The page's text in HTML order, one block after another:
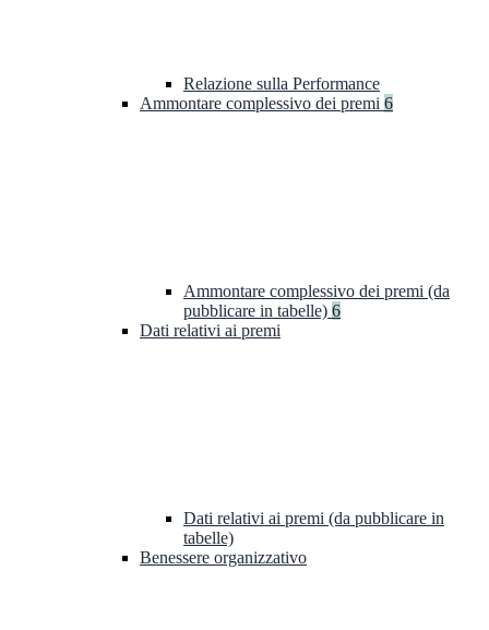
Relazione sulla Performance
Ammontare complessivo dei premi 6
Ammontare complessivo dei premi (da
pubblicare in tabelle) 6
Dati relativi ai premi
Dati relativi ai premi (da pubblicare in
tabelle)
Benessere organizzativo